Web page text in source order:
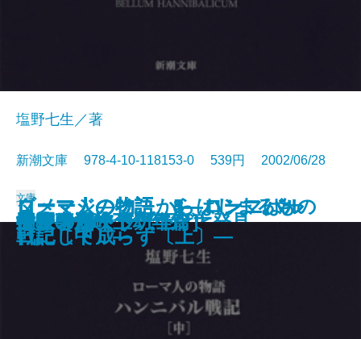
岬へ［海峡 青春篇］
へその緒スープ
ダメージ―そこからはじまるもの
―
髪
女子中学生の小さな大発見
春雷［海峡 少年篇］
地図のない道
日曜日の夕刊
月の砂漠をさばさばと
ローマ人の物語 3―ハンニバル
戦記〔上〕―
塩野七生／著
新潮文庫 978-4-10-118153-0 539円 2002/06/28
文庫
ローマ人の物語 4―ハンニバル
戦記〔中〕―
ローマ人の物語 5―ハンニバル
戦記〔下〕―
海峡［海峡 幼年篇］
キッチン
神様のボート
生麦事件〔上〕
生麦事件〔下〕
クレオパトラ〔上〕
クレオパトラ〔下〕
ローマ人の物語 1―ローマは一
日にして成らず〔上〕―